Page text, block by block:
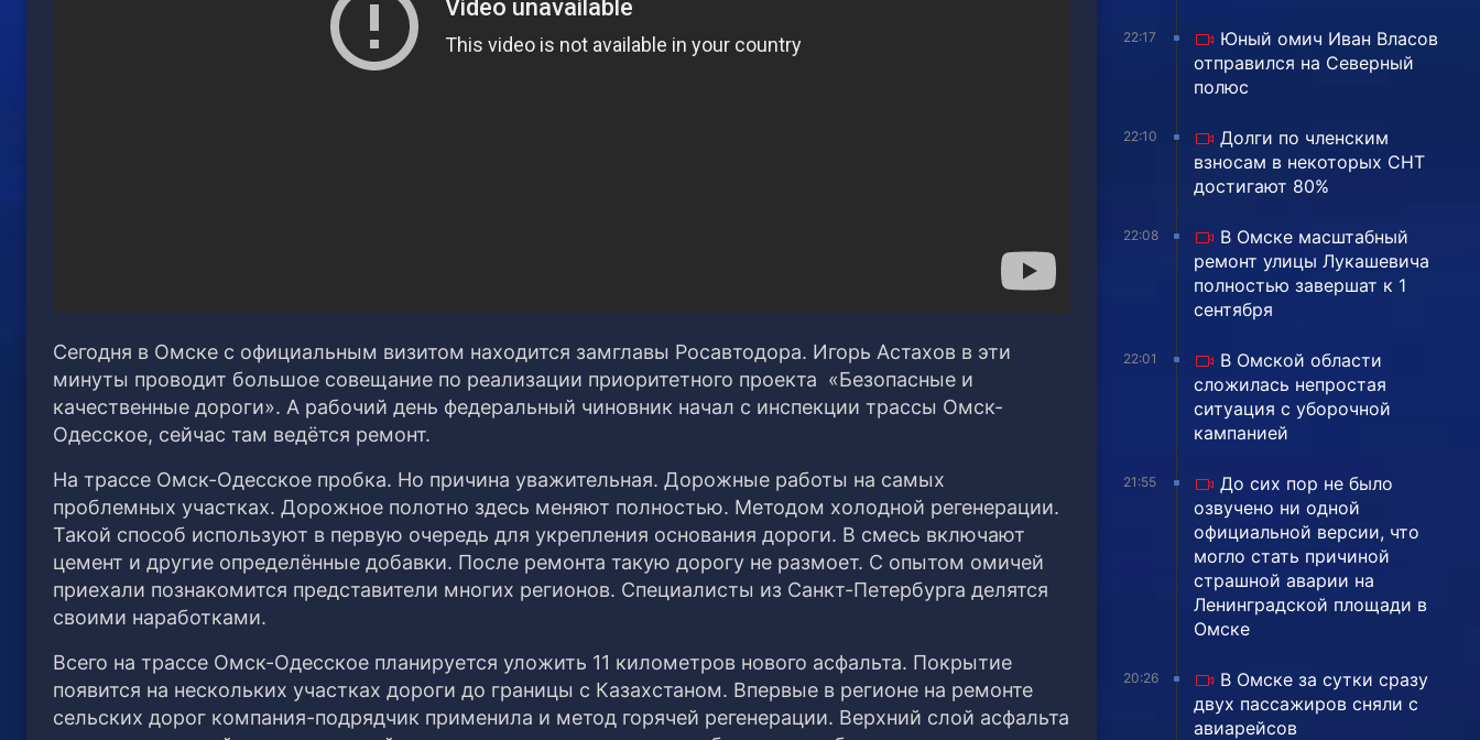
Сегодня в Омске с официальным визитом находится замглавы Росавтодора. Игорь Астахов в эти
минуты проводит большое совещание по реализации приоритетного проекта «Безопасные и
качественные дороги». А рабочий день федеральный чиновник начал с инспекции трассы Омск-
Одесское, сейчас там ведётся ремонт.
На трассе Омск-Одесское пробка. Но причина уважительная. Дорожные работы на самых
проблемных участках. Дорожное полотно здесь меняют полностью. Методом холодной регенерации.
Такой способ используют в первую очередь для укрепления основания дороги. В смесь включают
цемент и другие определённые добавки. После ремонта такую дорогу не размоет. С опытом омичей
приехали познакомится представители многих регионов. Специалисты из Санкт-Петербурга делятся
своими наработками.
Всего на трассе Омск-Одесское планируется уложить 11 километров нового асфальта. Покрытие
появится на нескольких участках дороги до границы с Казахстаном. Впервые в регионе на ремонте
сельских дорог компания-подрядчик применила и метод горячей регенерации. Верхний слой асфальта
22:17
Юный омич Иван Власов
отправился на Северный
полюс
22:10
Долги по членским
взносам в некоторых СНТ
достигают 80%
22:08
В Омске масштабный
ремонт улицы Лукашевича
полностью завершат к 1
сентября
22:01
В Омской области
сложилась непростая
ситуация с уборочной
кампанией
21:55
До сих пор не было
озвучено ни одной
официальной версии, что
могло стать причиной
страшной аварии на
Ленинградской площади в
Омске
20:26
В Омске за сутки сразу
двух пассажиров сняли с
авиарейсов